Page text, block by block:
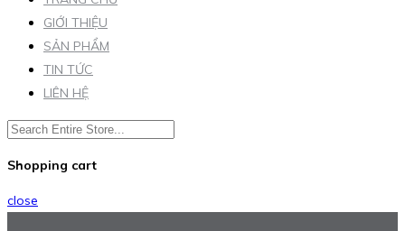
GIỚI THIỆU
SẢN PHẨM
TIN TỨC
LIÊN HỆ
Shopping cart
close